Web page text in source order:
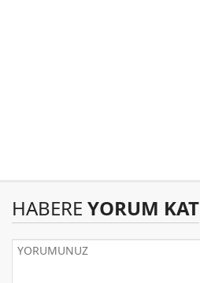
HABERE YORUM KAT